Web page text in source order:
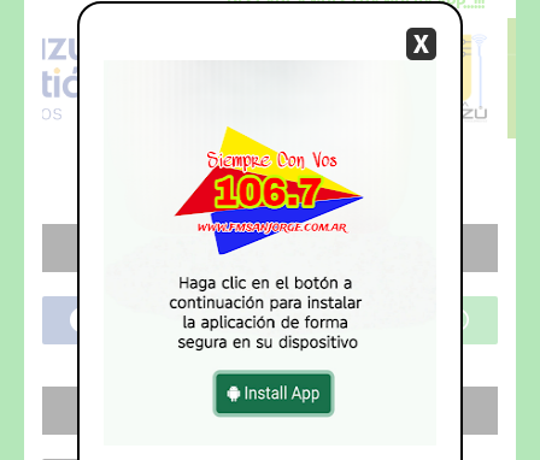
REDES SOCIALES
SEGUI NUESTRO CANAL
X